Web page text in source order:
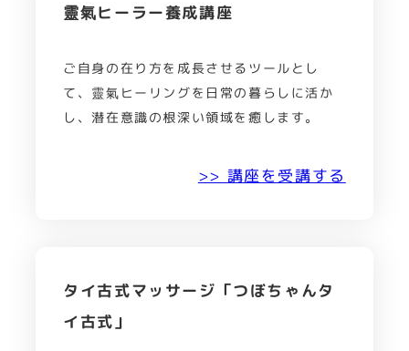
靈氣ヒーラー養成講座
ご自身の在り方を成長させるツールとし
て、靈氣ヒーリングを日常の暮らしに活か
し、潜在意識の根深い領域を癒します。
>> 講座を受講する
タイ古式マッサージ「つぼちゃんタ
イ古式」